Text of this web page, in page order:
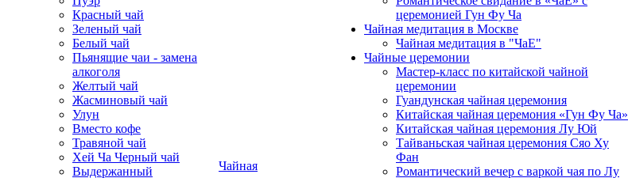
Красный чай
Зеленый чай
Белый чай
Пьянящие чаи - замена
алкоголя
Желтый чай
Жасминовый чай
Улун
Вместо кофе
Травяной чай
Хей Ча Черный чай
Выдержанный
Чайная
церемонией Гун Фу Ча
Чайная медитация в Москве
Чайная медитация в "ЧаЕ"
Чайные церемонии
Мастер-класс по китайской чайной
церемонии
Гуандунская чайная церемония
Китайская чайная церемония «Гун Фу Ча»
Китайская чайная церемония Лу Юй
Тайваньская чайная церемония Сяо Ху
Фан
Романтический вечер с варкой чая по Лу